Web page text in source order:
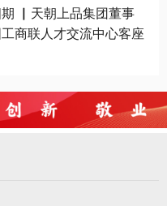
期 ▏天朝上品集团董事
商联人才交流中心客座